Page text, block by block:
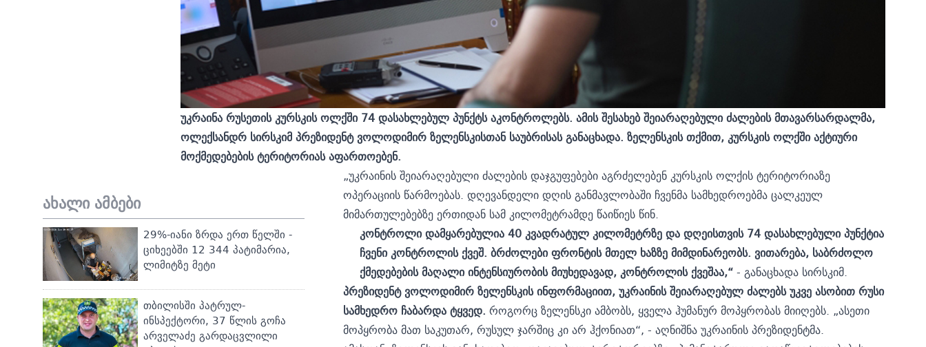
უკრაინა რუსეთის კურსკის ოლქში 74 დასახლებულ პუნქტს აკონტროლებს. ამის შესახებ შეიარაღებული ძალების მთავარსარდალმა,
ოლექსანდრ სირსკიმ პრეზიდენტ ვოლოდიმირ ზელენსკისთან საუბრისას განაცხადა. ზელენსკის თქმით, კურსკის ოლქში აქტიური
მოქმედებების ტერიტორიას აფართოებენ.
ახალი ამბები
29%-იანი ზრდა ერთ წელში -
ციხეებში 12 344 პატიმარია,
ლიმიტზე მეტი
თბილისში პატრულ-
ინსპექტორი, 37 წლის გოჩა
არველაძე გარდაცვლილი
„უკრაინის შეიარაღებული ძალების დაჯგუფებები აგრძელებენ კურსკის ოლქის ტერიტორიაზე
ოპერაციის წარმოებას. დღევანდელი დღის განმავლობაში ჩვენმა სამხედროებმა ცალკეულ
მიმართულებებზე ერთიდან სამ კილომეტრამდე წაიწიეს წინ.
კონტროლი დამყარებულია 40 კვადრატულ კილომეტრზე და დღეისთვის 74 დასახლებული პუნქტია
ჩვენი კონტროლის ქვეშ. ბრძოლები ფრონტის მთელ ხაზზე მიმდინარეობს. ვითარება, საბრძოლო
ქმედებების მაღალი ინტენსიურობის მიუხედავად, კონტროლის ქვეშაა,“- განაცხადა სირსკიმ.
პრეზიდენტ ვოლოდიმირ ზელენსკის ინფორმაციით, უკრაინის შეიარაღებულ ძალებს უკვე ასობით რუსი
სამხედრო ჩაბარდა ტყვედ. როგორც ზელენსკი ამბობს, ყველა ჰუმანურ მოპყრობას მიიღებს. „ასეთი
მოპყრობა მათ საკუთარ, რუსულ ჯარშიც კი არ ჰქონიათ“, - აღნიშნა უკრაინის პრეზიდენტმა.